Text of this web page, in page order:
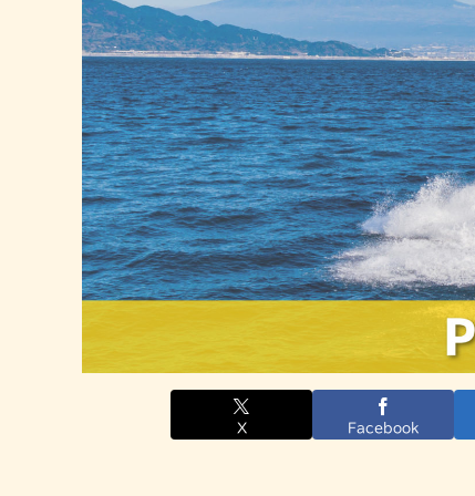
X Facebook